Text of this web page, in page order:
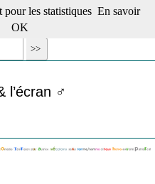
l’écran ♂
les statistiques En savoir
OK